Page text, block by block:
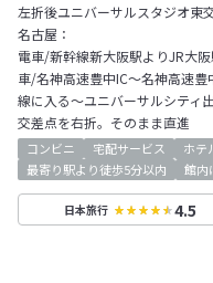
左折後ユニバーサルスタジオ東
名古屋：
電車/新幹線新大阪駅よりJR大
車/名神高速豊中IC～名神高速
線に入る～ユニバーサルシティ
交差点を右折。そのまま直進
コンビニ 宅配サービス ホテ
最寄り駅より徒歩5分以内
館内
日本旅行 4.5